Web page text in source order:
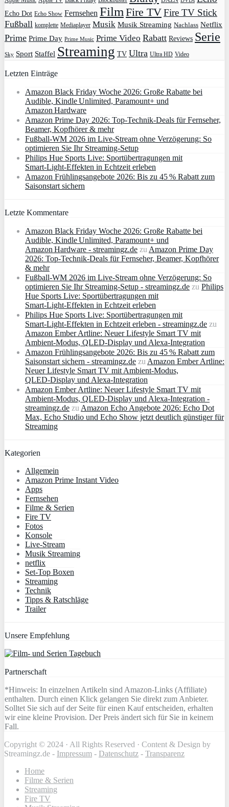
Echo Dot Echo Show Fernsehen Film Fire TVFire TV Stick
Fußball komplette Mediaplayer Musik Musik Streaming Nachlass Netflix
Prime Prime Day Prime Music Prime Video Rabatt Reviews Serie
Sky Sport Staffel Streaming TV Ultra Ultra HD Video
Letzten Einträge
Amazon Black Friday Woche 2026: Große Rabatte bei
Audible, Kindle Unlimited, Paramount+ und
Amazon Hardware
Amazon Prime Day 2026: Top-Technik-Deals für Fernseher,
Beamer, Kopfhörer & mehr
Fußball-WM 2026 im Live-Stream ohne Verzögerung: So
optimieren Sie Ihr Streaming-Setup
Philips Hue Sports Live: Sportübertragungen mit
Smart‑Light‑Effekten in Echtzeit erleben
Amazon Frühlingsangebote 2026: Bis zu 45 % Rabatt zum
Saisonstart sichern
Letzte Kommentare
Amazon Black Friday Woche 2026: Große Rabatte bei
Audible, Kindle Unlimited, Paramount+ und
Amazon Hardware - streamingz.de zu Amazon Prime Day
2026: Top-Technik-Deals für Fernseher, Beamer, Kopfhörer
& mehr
Fußball-WM 2026 im Live-Stream ohne Verzögerung: So
optimieren Sie Ihr Streaming-Setup - streamingz.de zu Philips
Hue Sports Live: Sportübertragungen mit
Smart‑Light‑Effekten in Echtzeit erleben
Philips Hue Sports Live: Sportübertragungen mit
Smart‑Light‑Effekten in Echtzeit erleben - streamingz.de zu
Amazon Ember Artline: Neuer Lifestyle Smart TV mit
Ambient‑Modus, QLED‑Display und Alexa‑Integration
Amazon Frühlingsangebote 2026: Bis zu 45 % Rabatt zum
Saisonstart sichern - streamingz.de zu Amazon Ember Artline:
Neuer Lifestyle Smart TV mit Ambient‑Modus,
QLED‑Display und Alexa‑Integration
Amazon Ember Artline: Neuer Lifestyle Smart TV mit
Ambient‑Modus, QLED‑Display und Alexa‑Integration -
streamingz.de zu Amazon Echo Angebote 2026: Echo Dot
Max, Echo Studio und Echo Show jetzt deutlich günstiger für
Streaming
Kategorien
Allgemein
Amazon Prime Instant Video
Apps
Fernsehen
Filme & Serien
Fire TV
Fotos
Konsole
Live-Stream
Musik Streaming
netflix
Set-Top Boxen
Streaming
Technik
Tipps & Ratschläge
Trailer
Unsere Empfehlung
Partnerschaft
*Hinweis: In einzelnen Artikeln sind Amazon-Links (Affiliate)
enthalten. Durch einen Klick gelangen Sie direkt zum Anbieter.
Solltet Sie sich auf der Seite für einen Kauf entscheiden, erhalten
wir eine kleine Provision. Der Preis ändert sich für Sie in keinem
Fall.
Copyright © 2024 · All Rights Reserved · Content & Design by
Streamingz.de - Impressum - Datenschutz - Transparenz
Home
Filme & Serien
Streaming
Fire TV